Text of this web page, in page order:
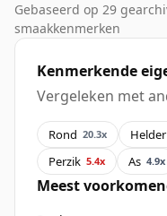
Gebaseerd op 29
smaakkenmerken
Kenmerkende
Vergeleken met
Rond 20.3x Helder
Perzik 5.4x As 4.9x
Meest